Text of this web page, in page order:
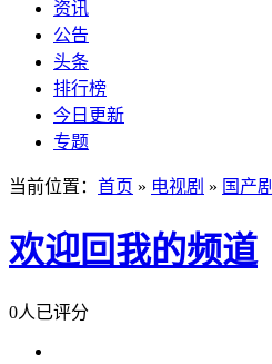
资讯
公告
头条
排行榜
今日更新
专题
当前位置： 首页 » 电视剧 » 国产剧
欢迎回我的频道
0人已评分